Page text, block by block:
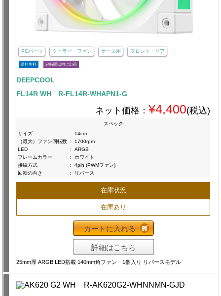
PCパーツ クーラー・ファン ケース用 フロント・リア
送料無料 24時間以内に出荷
DEEPCOOL
FL14R WH R-FL14R-WHAPN1-G
ネット価格： ¥4,400(税込)
スペック
サイズ
:
14cm
（最大）ファン回転数 :
1700rpm
LED
:
ARGB
フレームカラー
:
ホワイト
接続方式
:
4pin (PWMファン)
回転の向き
: リバース
在庫状況
在庫あり
カートに入れる
詳細はこちら
25mm厚 ARGB LED搭載 140mm角ファン 1個入り リバースモデル